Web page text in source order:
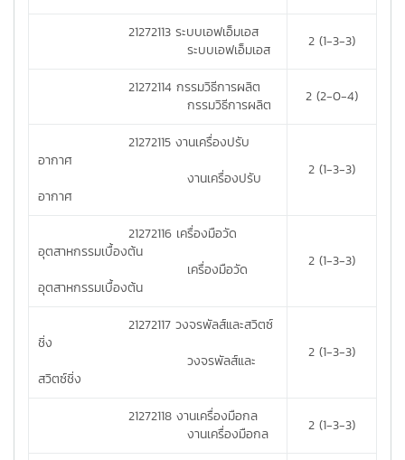
21272113 ระบบเอฟเอ็มเอส
ระบบเอฟเอ็มเอส
2 (1-3-3)
21272114 กรรมวิธีการผลิต
กรรมวิธีการผลิต
2 (2-0-4)
21272115 งานเครื่องปรับ
อากาศ
งานเครื่องปรับ
อากาศ
2 (1-3-3)
21272116 เครื่องมือวัด
อุตสาหกรรมเบื้องต้น
เครื่องมือวัด
อุตสาหกรรมเบื้องต้น
2 (1-3-3)
21272117 วงจรพัลส์และสวิตซ์
ชิ่ง
วงจรพัลส์และ
สวิตซ์ชิ่ง
2 (1-3-3)
21272118 งานเครื่องมือกล
งานเครื่องมือกล
2 (1-3-3)